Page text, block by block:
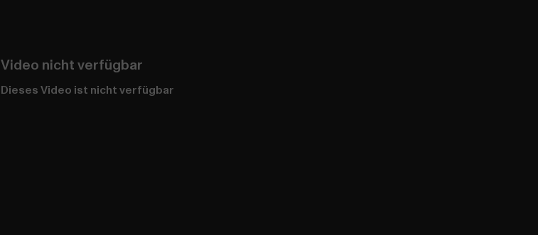
Video nicht verfügbar
Dieses Video ist nicht verfügbar